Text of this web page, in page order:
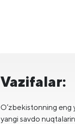
Vazifalar:
O’zbekistonning eng
yangi savdo